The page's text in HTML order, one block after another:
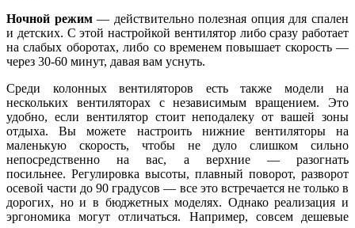
Ночной режим— действительно полезная опция для спален
и детских. С этой настройкой вентилятор либо сразу работает
на слабых оборотах, либо со временем повышает скорость —
через 30-60 минут, давая вам уснуть.
Среди колонных вентиляторов есть также модели на
нескольких вентиляторах с независимым вращением. Это
удобно, если вентилятор стоит неподалеку от вашей зоны
отдыха. Вы можете настроить нижние вентиляторы на
маленькую скорость, чтобы не дуло слишком сильно
непосредственно на вас, а верхние — разогнать
посильнее. Регулировка высоты, плавный поворот, разворот
осевой части до 90 градусов — все это встречается не только в
дорогих, но и в бюджетных моделях. Однако реализация и
эргономика могут отличаться. Например, совсем дешевые